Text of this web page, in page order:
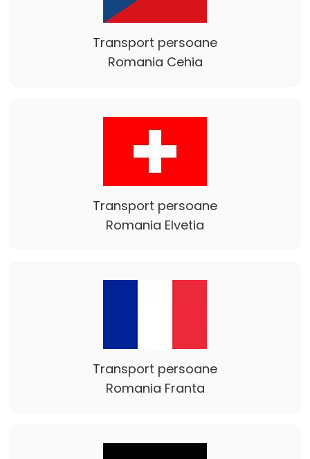
Transport persoane
Romania Cehia
Transport persoane
Romania Elvetia
Transport persoane
Romania Franta